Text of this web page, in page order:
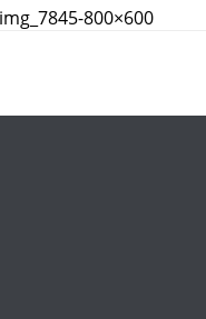
img_7845-800×600